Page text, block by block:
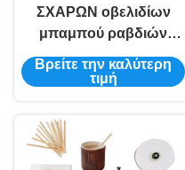
ΣΧΑΡΩΝ οβελιδίων
μπαμπού ραβδιών
συσκευασίας
υπολογισμός και σίτιση
Βρείτε την καλύτερη
τιμή